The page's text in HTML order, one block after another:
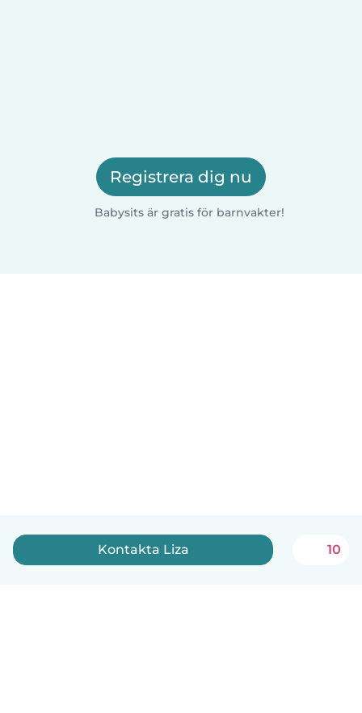
Registrera dig nu
Babysits är gratis för barnvakter!
Kontakta Liza 10